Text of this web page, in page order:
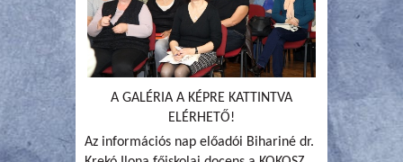
A GALÉRIA A KÉPRE KATTINTVA
ELÉRHETŐ!
Az információs nap előadói Bihariné dr.